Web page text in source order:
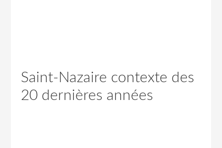
Saint-Nazaire contexte des
20 dernières années